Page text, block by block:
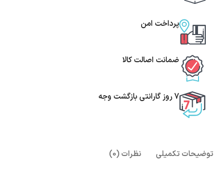
پرداخت امن
ضمانت اصالت کالا
7 روز گارانتی بازگشت وجه
توضیحات تکمیلی نظرات (0)